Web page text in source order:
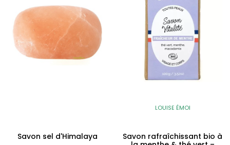
Savon sel d'Himalaya
LOUISE ÉMOI
Savon rafraîchissant bio à